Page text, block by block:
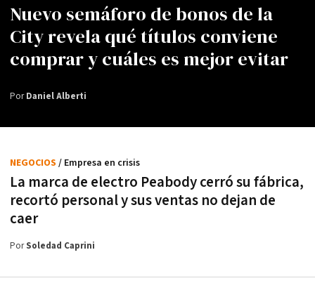
Nuevo semáforo de bonos de la
City revela qué títulos conviene
comprar y cuáles es mejor evitar
PorDaniel Alberti
La marca de electro Peabody cerró su fábrica,
recortó personal y sus ventas no dejan de
caer
NEGOCIOS / Empresa en crisis
PorSoledad Caprini